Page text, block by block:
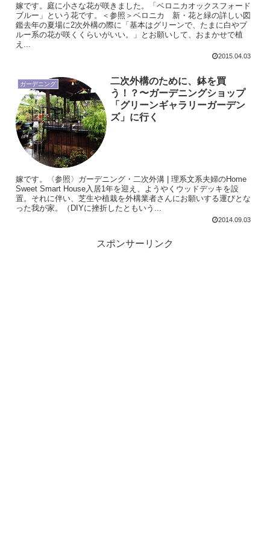
嫁です。庭に小さな花が咲きました。「ベロニカオックスフォード
ブルー」という花です。＜参照＞ベロニカ 新・花と緑の詳しい図
鑑去年の夏場に2次外構の際に「基本はグリーンで、たまに白やブ
ルー系の花が咲くくらいがいい。」とお願いして、おまかせで植
え...
2015.04.03
ガーデニング
二次外構のために、鉢を買
う！？〜ガーデニングショップ
「グリーンギャラリーガーデン
ズ」に行く
嫁です。〈参照〉ガーデニング・二次外溝 | 理系文系夫婦のHome
Sweet Smart House入居1年を迎え、ようやくウッドデッキを設
置。それに伴い、芝生や植栽を外構業者さんにお願いする運びとな
った我が家。（DIYに挫折したともいう...
2014.09.03
スポンサーリンク